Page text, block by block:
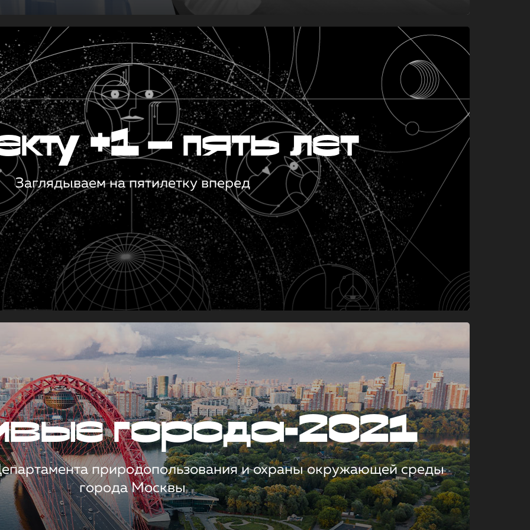
+1 — пять лет
Заглядываем на пятилетку вперед
города-2021
природопользования и охраны окружающей среды
города Москвы